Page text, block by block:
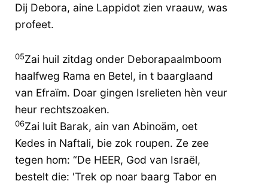
Dij Debora, aine Lappidot zien vraauw, was
profeet.
05Zai huil zitdag onder Deborapaalmboom
haalfweg Rama en Betel, in t baarglaand
van Efraïm. Doar gingen Isrelieten hèn veur
heur rechtszoaken.
06Zai luit Barak, ain van Abinoäm, oet
Kedes in Naftali, bie zok roupen. Ze zee
tegen hom: “De HEER, God van Israël,
bestelt die: 'Trek op noar baarg Tabor en